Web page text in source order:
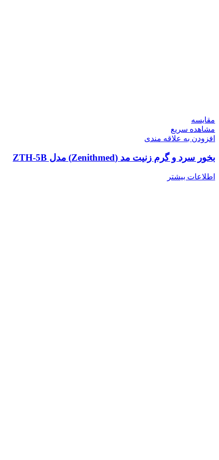
مقایسه
مشاهده سریع
افزودن به علاقه مندی
بخور سرد و گرم زنیت مد (Zenithmed) مدل ZTH-5B
اطلاعات بیشتر